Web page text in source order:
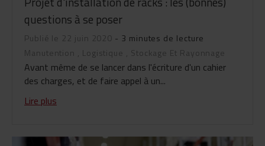
questions à se poser
Publié le 22 juin 2020 - 3 minutes de lecture
Manutention , Logistique , Stockage Et Rayonnage
Avant même de se lancer dans l'écriture d'un cahier
des charges, et de faire appel à un...
Lire plus